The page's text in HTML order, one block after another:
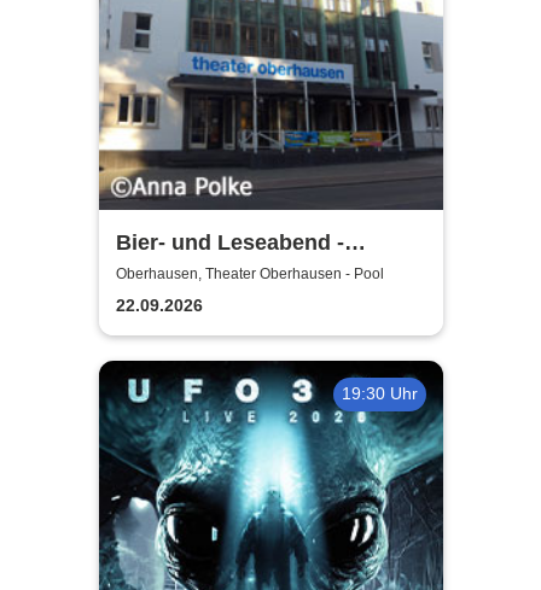
Bier- und Leseabend -
Theater Oberhausen
Oberhausen, Theater Oberhausen - Pool
22.09.2026
19:30 Uhr